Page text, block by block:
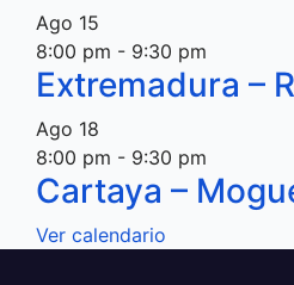
Ago 15
8:00 pm - 9:30 pm
Extremadura –
Ago 18
8:00 pm - 9:30 pm
Cartaya –
Ver calendario